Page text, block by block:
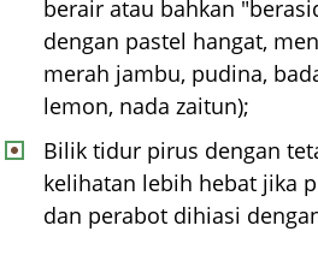
berair atau bahkan
dengan pastel hangat,
merah jambu, pudina,
lemon, nada zaitun);
Bilik tidur pirus dengan
kelihatan lebih hebat jika
dan perabot dihiasi